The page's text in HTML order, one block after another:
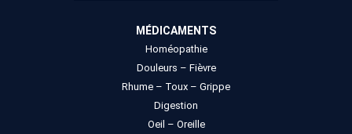
MÉDICAMENTS
Homéopathie
Douleurs – Fièvre
Rhume – Toux – Grippe
Digestion
Oeil – Oreille